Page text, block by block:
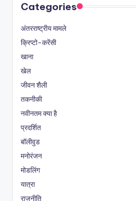
Categories
अंतरराष्ट्रीय मामले
क्रिप्टो-करेंसी
खाना
खेल
जीवन शैली
तकनीकी
नवीनतम क्या है
प्रदर्शित
बॉलीवुड
मनोरंजन
मोडलिंग
यात्रा
राजनीति